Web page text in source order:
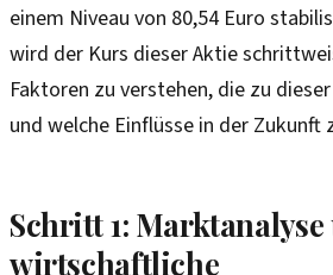
einem Niveau von 80,54 Euro
wird der Kurs dieser Aktie
Faktoren zu verstehen, die zu
und welche Einflüsse in der Zukunft
Schritt 1: Marktanalyse
wirtschaftliche